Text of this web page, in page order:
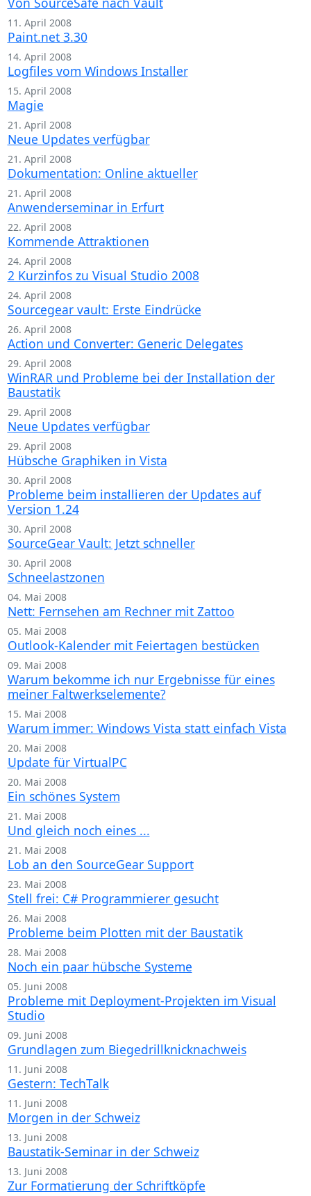
11. April 2008
Paint.net 3.30
14. April 2008
Logfiles vom Windows Installer
15. April 2008
Magie
21. April 2008
Neue Updates verfügbar
21. April 2008
Dokumentation: Online aktueller
21. April 2008
Anwenderseminar in Erfurt
22. April 2008
Kommende Attraktionen
24. April 2008
2 Kurzinfos zu Visual Studio 2008
24. April 2008
Sourcegear vault: Erste Eindrücke
26. April 2008
Action und Converter: Generic Delegates
29. April 2008
WinRAR und Probleme bei der Installation der
Baustatik
29. April 2008
Neue Updates verfügbar
29. April 2008
Hübsche Graphiken in Vista
30. April 2008
Probleme beim installieren der Updates auf
Version 1.24
30. April 2008
SourceGear Vault: Jetzt schneller
30. April 2008
Schneelastzonen
04. Mai 2008
Nett: Fernsehen am Rechner mit Zattoo
05. Mai 2008
Outlook-Kalender mit Feiertagen bestücken
09. Mai 2008
Warum bekomme ich nur Ergebnisse für eines
meiner Faltwerkselemente?
15. Mai 2008
Warum immer: Windows Vista statt einfach Vista
20. Mai 2008
Update für VirtualPC
20. Mai 2008
Ein schönes System
21. Mai 2008
Und gleich noch eines ...
21. Mai 2008
Lob an den SourceGear Support
23. Mai 2008
Stell frei: C# Programmierer gesucht
26. Mai 2008
Probleme beim Plotten mit der Baustatik
28. Mai 2008
Noch ein paar hübsche Systeme
05. Juni 2008
Probleme mit Deployment-Projekten im Visual
Studio
09. Juni 2008
Grundlagen zum Biegedrillknicknachweis
11. Juni 2008
Gestern: TechTalk
11. Juni 2008
Morgen in der Schweiz
13. Juni 2008
Baustatik-Seminar in der Schweiz
13. Juni 2008
Zur Formatierung der Schriftköpfe